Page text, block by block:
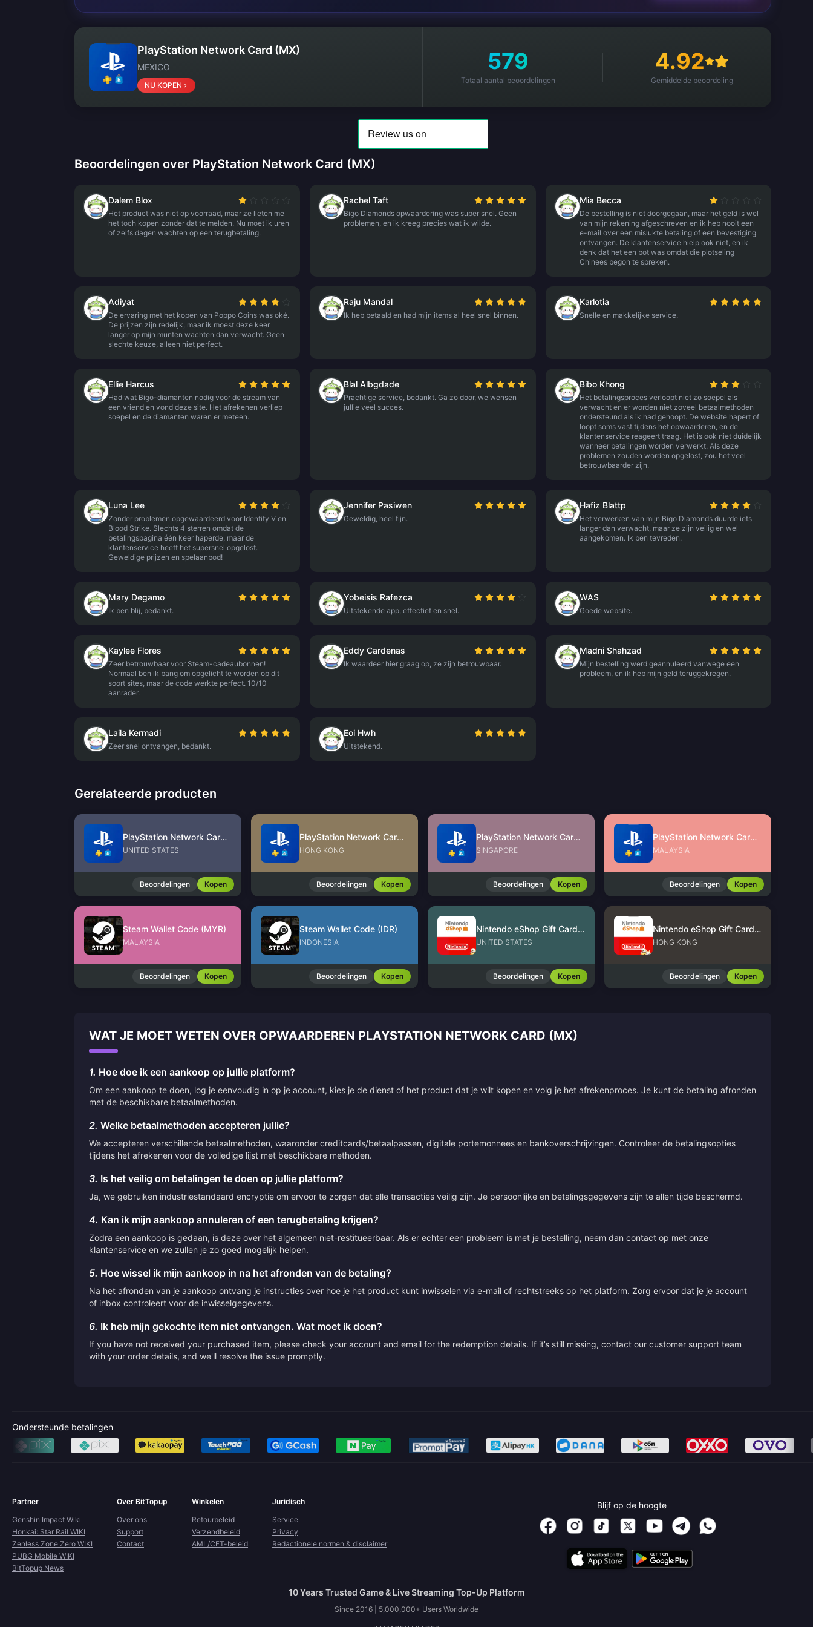
PlayStation Network Card (MX)
MEXICO
NU KOPEN
579
Totaal aantal beoordelingen
4.92
Gemiddelde beoordeling
Beoordelingen over PlayStation Network Card (MX)
Dalem Blox
Het product was niet op voorraad, maar ze lieten me
het toch kopen zonder dat te melden. Nu moet ik uren
of zelfs dagen wachten op een terugbetaling.
Rachel Taft
Bigo Diamonds opwaardering was super snel. Geen
problemen, en ik kreeg precies wat ik wilde.
Mia Becca
De bestelling is niet doorgegaan, maar het geld is wel
van mijn rekening afgeschreven en ik heb nooit een
e-mail over een mislukte betaling of een bevestiging
ontvangen. De klantenservice hielp ook niet, en ik
denk dat het een bot was omdat die plotseling
Chinees begon te spreken.
Adiyat
De ervaring met het kopen van Poppo Coins was oké.
De prijzen zijn redelijk, maar ik moest deze keer
langer op mijn munten wachten dan verwacht. Geen
slechte keuze, alleen niet perfect.
Raju Mandal
Ik heb betaald en had mijn items al heel snel binnen.
Karlotia
Snelle en makkelijke service.
Ellie Harcus
Had wat Bigo-diamanten nodig voor de stream van
een vriend en vond deze site. Het afrekenen verliep
soepel en de diamanten waren er meteen.
Blal Albgdade
Prachtige service, bedankt. Ga zo door, we wensen
jullie veel succes.
Bibo Khong
Het betalingsproces verloopt niet zo soepel als
verwacht en er worden niet zoveel betaalmethoden
ondersteund als ik had gehoopt. De website hapert of
loopt soms vast tijdens het opwaarderen, en de
klantenservice reageert traag. Het is ook niet duidelijk
wanneer betalingen worden verwerkt. Als deze
problemen zouden worden opgelost, zou het veel
betrouwbaarder zijn.
Luna Lee
Zonder problemen opgewaardeerd voor Identity V en
Blood Strike. Slechts 4 sterren omdat de
betalingspagina één keer haperde, maar de
klantenservice heeft het supersnel opgelost.
Geweldige prijzen en spelaanbod!
Jennifer Pasiwen
Geweldig, heel fijn.
Hafiz Blattp
Het verwerken van mijn Bigo Diamonds duurde iets
langer dan verwacht, maar ze zijn veilig en wel
aangekomen. Ik ben tevreden.
Mary Degamo
Ik ben blij, bedankt.
Yobeisis Rafezca
Uitstekende app, effectief en snel.
WAS
Goede website.
Kaylee Flores
Zeer betrouwbaar voor Steam-cadeaubonnen!
Normaal ben ik bang om opgelicht te worden op dit
soort sites, maar de code werkte perfect. 10/10
aanrader.
Eddy Cardenas
Ik waardeer hier graag op, ze zijn betrouwbaar.
Madni Shahzad
Mijn bestelling werd geannuleerd vanwege een
probleem, en ik heb mijn geld teruggekregen.
Laila Kermadi
Zeer snel ontvangen, bedankt.
Eoi Hwh
Uitstekend.
Gerelateerde producten
PlayStation Network Card (US)
UNITED STATES
Beoordelingen Kopen
PlayStation Network Card (HK)
HONG KONG
Beoordelingen Kopen
PlayStation Network Card (SG)
SINGAPORE
Beoordelingen Kopen
PlayStation Network Card (MY)
MALAYSIA
Beoordelingen Kopen
Steam Wallet Code (MYR)
MALAYSIA
Beoordelingen Kopen
Steam Wallet Code (IDR)
INDONESIA
Beoordelingen Kopen
Nintendo eShop Gift Card (US)
UNITED STATES
Beoordelingen Kopen
Nintendo eShop Gift Card (HK)
HONG KONG
Beoordelingen Kopen
WAT JE MOET WETEN OVER OPWAARDEREN PLAYSTATION NETWORK CARD (MX)
1. Hoe doe ik een aankoop op jullie platform?
Om een aankoop te doen, log je eenvoudig in op je account, kies je de dienst of het product dat je wilt kopen en volg je het afrekenproces. Je kunt de betaling afronden
met de beschikbare betaalmethoden.
2. Welke betaalmethoden accepteren jullie?
We accepteren verschillende betaalmethoden, waaronder creditcards/betaalpassen, digitale portemonnees en bankoverschrijvingen. Controleer de betalingsopties
tijdens het afrekenen voor de volledige lijst met beschikbare methoden.
3. Is het veilig om betalingen te doen op jullie platform?
Ja, we gebruiken industriestandaard encryptie om ervoor te zorgen dat alle transacties veilig zijn. Je persoonlijke en betalingsgegevens zijn te allen tijde beschermd.
4. Kan ik mijn aankoop annuleren of een terugbetaling krijgen?
Zodra een aankoop is gedaan, is deze over het algemeen niet-restitueerbaar. Als er echter een probleem is met je bestelling, neem dan contact op met onze
klantenservice en we zullen je zo goed mogelijk helpen.
5. Hoe wissel ik mijn aankoop in na het afronden van de betaling?
Na het afronden van je aankoop ontvang je instructies over hoe je het product kunt inwisselen via e-mail of rechtstreeks op het platform. Zorg ervoor dat je je account
of inbox controleert voor de inwisselgegevens.
6. Ik heb mijn gekochte item niet ontvangen. Wat moet ik doen?
If you have not received your purchased item, please check your account and email for the redemption details. If it’s still missing, contact our customer support team
with your order details, and we'll resolve the issue promptly.
Ondersteunde betalingen
Partner
Genshin Impact Wiki
Honkai: Star Rail WIKI
Zenless Zone Zero WIKI
PUBG Mobile WIKI
BitTopup News
Over BitTopup
Over ons
Support
Contact
Winkelen
Retourbeleid
Verzendbeleid
AML/CFT-beleid
Juridisch
Service
Privacy
Redactionele normen & disclaimer
Blijf op de hoogte
10 Years Trusted Game & Live Streaming Top-Up Platform
Since 2016 | 5,000,000+ Users Worldwide